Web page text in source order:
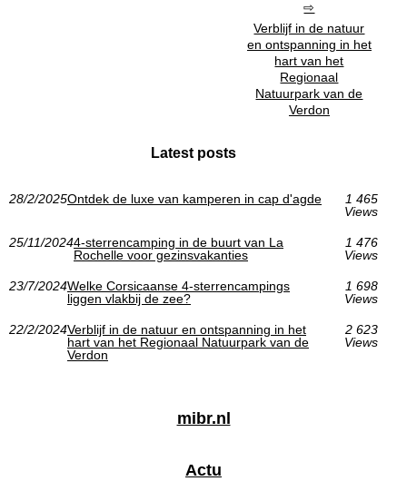
Verblijf in de natuur
en ontspanning in het
hart van het
Regionaal
Natuurpark van de
Verdon
Latest posts
28/2/2025Ontdek de luxe van kamperen in cap d'agde
1 465
Views
25/11/20244-sterrencamping in de buurt van La
Rochelle voor gezinsvakanties
1 476
Views
23/7/2024Welke Corsicaanse 4-sterrencampings
liggen vlakbij de zee?
1 698
Views
22/2/2024Verblijf in de natuur en ontspanning in het
hart van het Regionaal Natuurpark van de
Verdon
2 623
Views
mibr.nl
Actu